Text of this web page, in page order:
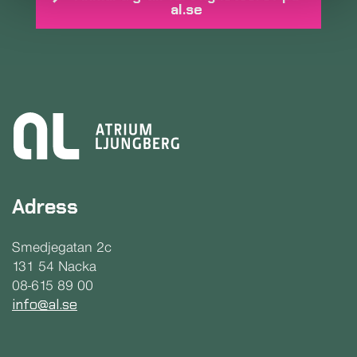
al.se
Adress
Smedjegatan 2c
131 54 Nacka
08-615 89 00
info@al.se